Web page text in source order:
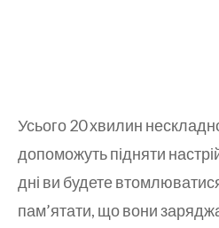
Усього 20 хвилин
допоможуть підняти
дні ви будете
пам’ятати, що вони